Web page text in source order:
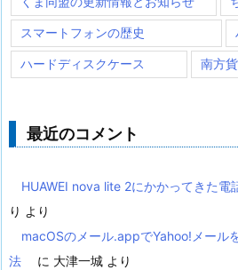
スマートフォンの歴史
ハードディスクケース 南方
最近のコメント
HUAWEI nova lite 2にかかってきた電
り より
macOSのメール.appでYahoo!メール
法
に 大津一城 より